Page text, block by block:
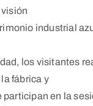
industrial
los visitantes
fábrica y
en la